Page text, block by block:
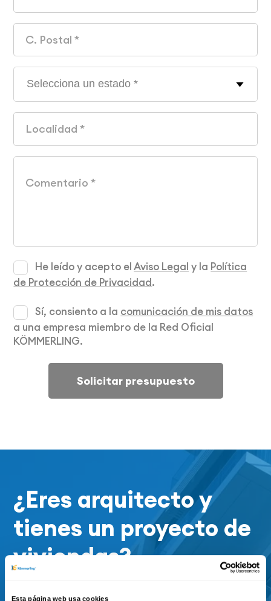
Esta página web usa cookies
He leído y acepto elAviso Legal y la Política
de Protección de Privacidad.
Sí, consiento a la comunicación de mis datos
a una empresa miembro de la Red Oficial
KÖMMERLING.
Solicitar presupuesto
¿Eres arquitecto y
tienes un proyecto de
viviendas?